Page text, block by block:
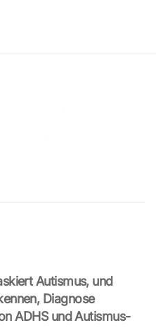
Autismus, und
Diagnose
ADHS und Autismus-